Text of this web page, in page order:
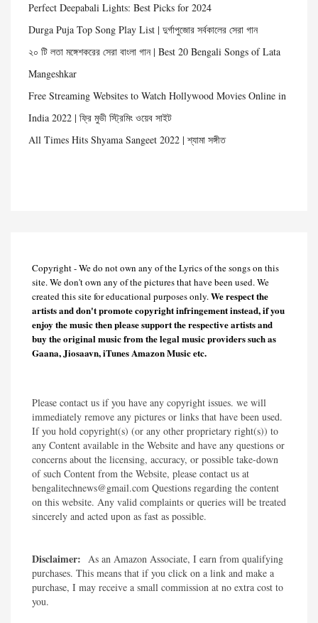
Perfect Deepabali Lights: Best Picks for 2024
Durga Puja Top Song Play List | দুর্গাপুজোর সর্বকালের সেরা গান
২০ টি লতা মঙ্গেশকরের সেরা বাংলা গান | Best 20 Bengali Songs of Lata
Mangeshkar
Free Streaming Websites to Watch Hollywood Movies Online in
India 2022 | ফ্রি মুভী স্ট্রিমিং ওয়েব সাইট
All Times Hits Shyama Sangeet 2022 | শ্যামা সঙ্গীত
Copyright - We do not own any of the Lyrics of the songs on this
site. We don't own any of the pictures that have been used. We
created this site for educational purposes only.We respect the
artists and don't promote copyright infringement instead, if you
enjoy the music then please support the respective artists and
buy the original music from the legal music providers such as
Gaana, Jiosaavn, iTunes Amazon Music etc.
Please contact us if you have any copyright issues. we will
immediately remove any pictures or links that have been used.
If you hold copyright(s) (or any other proprietary right(s)) to
any Content available in the Website and have any questions or
concerns about the licensing, accuracy, or possible take-down
of such Content from the Website, please contact us at
bengalitechnews@gmail.com Questions regarding the content
on this website. Any valid complaints or queries will be treated
sincerely and acted upon as fast as possible.​
Disclaimer: As an Amazon Associate, I earn from qualifying
purchases. This means that if you click on a link and make a
purchase, I may receive a small commission at no extra cost to
you.